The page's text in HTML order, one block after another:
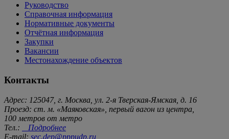
Руководство
Справочная информация
Нормативные документы
Отчётная информация
Закупки
Вакансии
Местонахождение объектов
Контакты
Адрес: 125047, г. Москва, ул. 2-я Тверская-Ямская, д. 16
Проезд: ст. м. «Маяковская», первый вагон из центра,
100 метров от метро
Тел.:
Подробнее
E-mail: sec.dep@pppudp.ru